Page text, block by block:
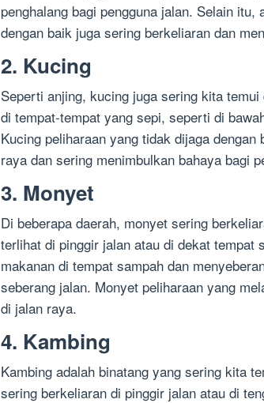
penghalang bagi pengguna jalan. Selain
dengan baik juga sering berkeliaran dan
2. Kucing
Seperti anjing, kucing juga sering kita
di tempat-tempat yang sepi, seperti di
Kucing peliharaan yang tidak dijaga
raya dan sering menimbulkan bahaya bagi
3. Monyet
Di beberapa daerah, monyet sering
terlihat di pinggir jalan atau di dekat tempat
makanan di tempat sampah dan
seberang jalan. Monyet peliharaan yang
di jalan raya.
4. Kambing
Kambing adalah binatang yang sering kita
sering berkeliaran di pinggir jalan atau di